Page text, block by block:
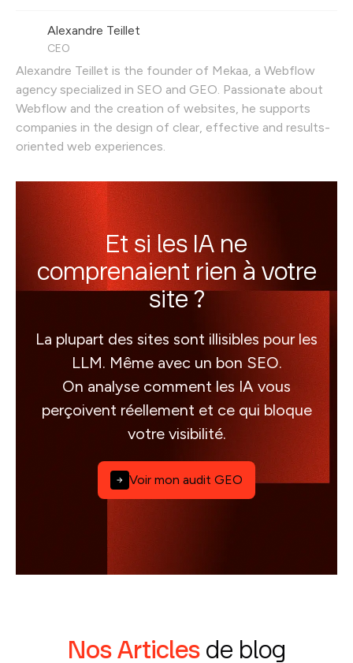
Alexandre Teillet
CEO
Alexandre Teillet is the founder of Mekaa, a Webflow
agency specialized in SEO and GEO. Passionate about
Webflow and the creation of websites, he supports
companies in the design of clear, effective and results-
oriented web experiences.
Et si les IA ne
comprenaient rien à votre
site ?
La plupart des sites sont illisibles pour les
LLM. Même avec un bon SEO.
On analyse comment les IA vous
perçoivent réellement et ce qui bloque
votre visibilité.
Voir mon audit GEO
Nos Articlesde blog